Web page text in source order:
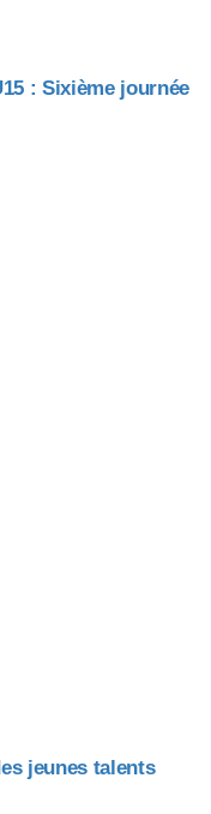
: Sixième journée
jeunes talents